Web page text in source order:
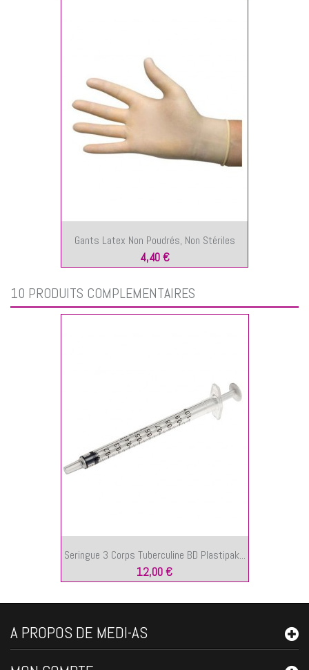
Gants Latex Non Poudrés, Non Stériles
4,40 €
10 PRODUITS COMPLÉMENTAIRES
Seringue 3 Corps Tuberculine BD Plastipak...
12,00 €
A PROPOS DE MEDI-AS